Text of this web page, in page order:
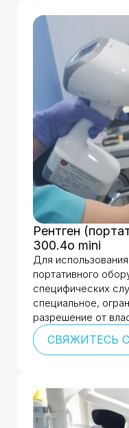
Рентген
300.4o mini
Для
портативного
специфических
специальное,
разрешение от
СВЯЖИТЕСЬ